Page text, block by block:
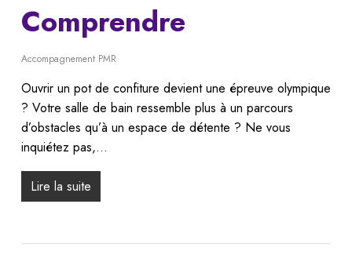
Comprendre
Accompagnement PMR
Ouvrir un pot de confiture devient une épreuve olympique
? Votre salle de bain ressemble plus à un parcours
d’obstacles qu’à un espace de détente ? Ne vous
inquiétez pas,…
Lire la suite